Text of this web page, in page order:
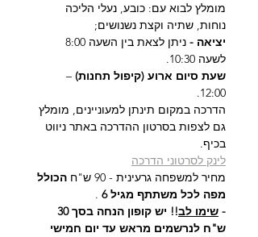
מומלץ לבוא עם: כובע, נעלי הליכה
נוחות, שתיה וקצת נשנושים;
יציאה -
לשעה 10:30.
שעת סיום ארוע (קיפול תחנות) –
12:00.
הדרכה במקום תינתן למעוניינים, מומלץ
גם לצפות בסרטון ההדרכה באתר ניווט
בכיף.
לינק לסרטוני הדרכה
מחיר למשפחה גרעינית - 90 ש"ח
הכולל
מפה לכל משתתף מגיל 6
.
- שימו לב
ש"ח לנרשמים מראש עד יום חמישי